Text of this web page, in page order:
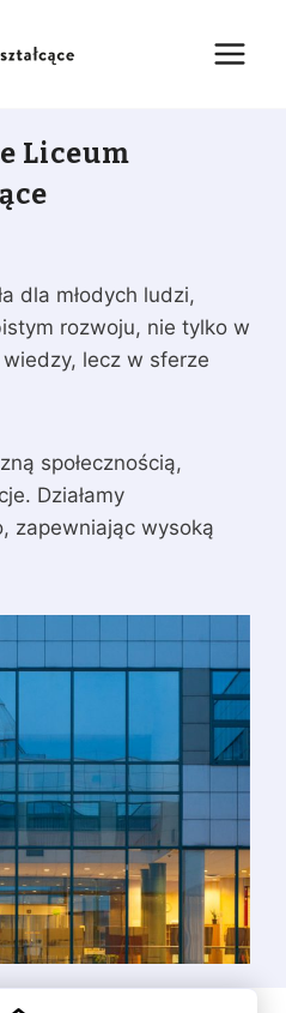
Liceum
dla młodych ludzi,
rozwoju, nie tylko w
lecz w sferze
społecznością,
Działamy
zapewniając wysoką